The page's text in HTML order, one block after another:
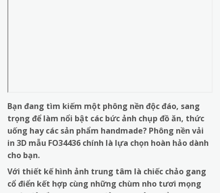
Bạn đang tìm kiếm một phông nền độc đáo, sang
trọng để làm nổi bật các bức ảnh chụp đồ ăn, thức
uống hay các sản phẩm handmade? Phông nền vải
in 3D mẫu FO34436 chính là lựa chọn hoàn hảo dành
cho bạn.
Với thiết kế hình ảnh trung tâm là chiếc chảo gang
cổ điển kết hợp cùng những chùm nho tươi mọng